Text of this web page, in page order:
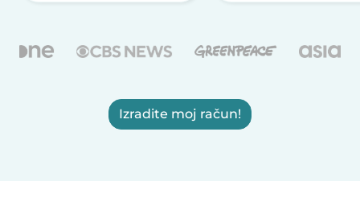
Izradite moj račun!